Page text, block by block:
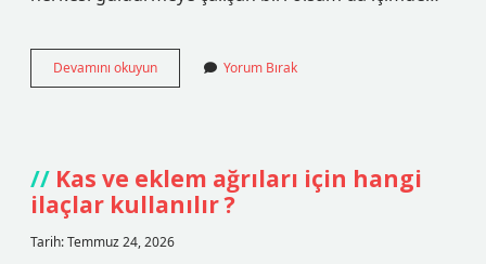
Devamını okuyunKoç
burcu
sever
?
Yorum Bırak
Kas ve eklem ağrıları için hangi
ilaçlar kullanılır ?
Tarih: Temmuz 24, 2026